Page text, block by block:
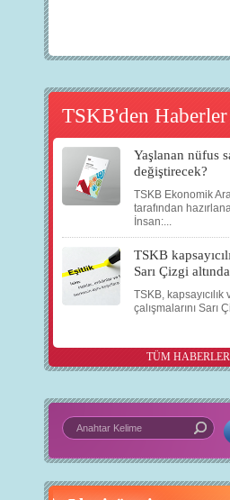
TSKB'den Haberler
Yaşlanan nüfus
değiştirecek?
TSKB Ekonomik
tarafından
İnsan:...
TSKB
Sarı Çizgi
TSKB, kapsayıcılık
çalışmalarını Sarı
TÜM HABERLER